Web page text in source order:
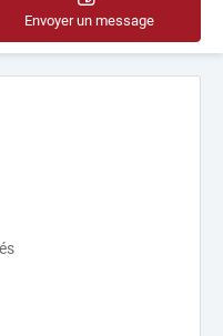
Envoyer un message